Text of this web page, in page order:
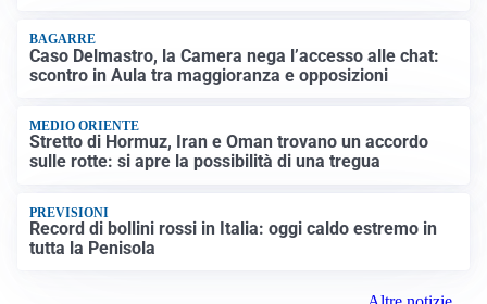
BAGARRE
Caso Delmastro, la Camera nega l’accesso alle chat:
scontro in Aula tra maggioranza e opposizioni
MEDIO ORIENTE
Stretto di Hormuz, Iran e Oman trovano un accordo
sulle rotte: si apre la possibilità di una tregua
PREVISIONI
Record di bollini rossi in Italia: oggi caldo estremo in
tutta la Penisola